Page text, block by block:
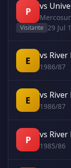
P vs
Visitante 29 Jul
E vs River
1986/87
E vs River
1986/87
P vs River
1985/86